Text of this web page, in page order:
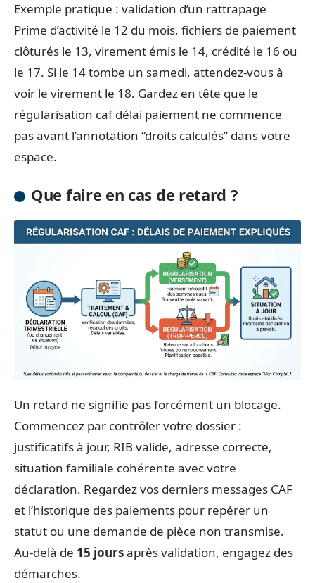
Exemple pratique : validation d’un rattrapage
Prime d’activité le 12 du mois, fichiers de paiement
clôturés le 13, virement émis le 14, crédité le 16 ou
le 17. Si le 14 tombe un samedi, attendez-vous à
voir le virement le 18. Gardez en tête que le
régularisation caf délai paiement ne commence
pas avant l’annotation “droits calculés” dans votre
espace.
Que faire en cas de retard ?
Un retard ne signifie pas forcément un blocage.
Commencez par contrôler votre dossier :
justificatifs à jour, RIB valide, adresse correcte,
situation familiale cohérente avec votre
déclaration. Regardez vos derniers messages CAF
et l’historique des paiements pour repérer un
statut ou une demande de pièce non transmise.
Au-delà de 15 joursaprès validation, engagez des
démarches.